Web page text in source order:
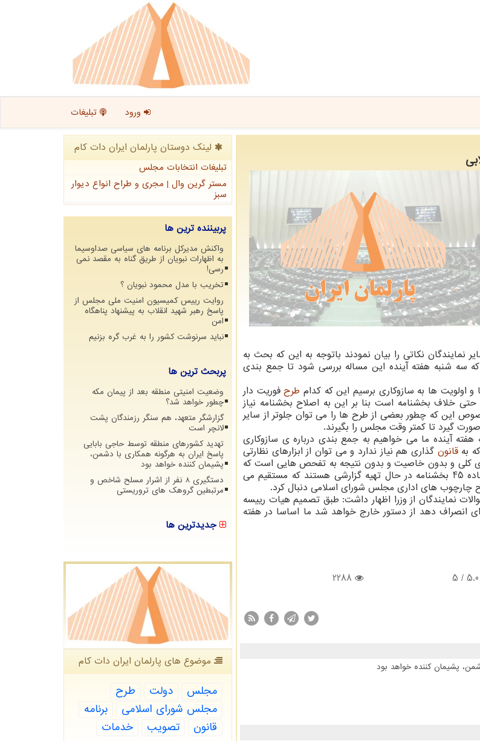
ورود تبلیغات
نمایندگان نکاتی را بیان نمودند باتوجه به این که بحث به
سه شنبه هفته آینده این مساله بررسی شود تا جمع بندی
اولویت ها به سازوکاری برسیم این که کدام طرحفوریت دار
خلاف بخشنامه است بنا بر این به اصلاح بخشنامه نیاز
این که چطور بعضی از طرح ها را می توان جلوتر از سایر
گیرد تا کمتر وقت مجلس را بگیرند.
آینده ما می خواهیم به جمع بندی درباره ی سازوکاری
بهقانون گذاری هم نیاز ندارد و می توان از ابزارهای نظارتی
کلی و بدون خاصیت و بدون نتیجه به تفحص هایی است که
آثاری داشته باشد. هم اکنون در یکی از کمیسیون ها با استناد به ماده 45 بخشنامه در حال تهیه گزارشی هستند که مستقیم می
چارچوب های اداری مجلس شورای اسلامی دنبال کرد.
نمایندگان از وزرا اظهار داشت: طبق تصمیم هیات رییسه
انصراف دهد از دستور خارج خواهد شد ما اساسا در هفته
5.0
/ 5
2288
پشیمان کننده خواهد بود
لینک دوستان پارلمان ایران دات كام
تبلیغات انتخابات مجلس
مستر گرین وال | مجری و طراح انواع دیوار
سبز
پربیننده ترین ها
واکنش مدیرکل برنامه های سیاسی صداوسیما
به اظهارات نبویان از طریق گناه به مقصد نمی
رسی!
تخریب با مدل محمود نبویان ؟
روایت رییس کمیسیون امنیت ملی مجلس از
پاسخ رهبر شهید انقلاب به پیشنهاد پناهگاه
امن
نباید سرنوشت کشور را به غرب گره بزنیم
پربحث ترین ها
وضعیت امنیتی منطقه بعد از پیمان مکه
چطور خواهد شد؟
گزارشگر متعهد، هم سنگر رزمندگان پشت
لانچر است
تهدید کشورهای منطقه توسط حاجی بابایی
پاسخ ایران به هرگونه همکاری با دشمن،
پشیمان کننده خواهد بود
دستگیری 8 نفر از اشرار مسلح شاخص و
مرتبطین گروهک های تروریستی
جدیدترین ها
موضوع های پارلمان ایران دات كام
مجلس دولت
طرح
مجلس شورای اسلامی
برنامه
قانون
تصویب خدمات